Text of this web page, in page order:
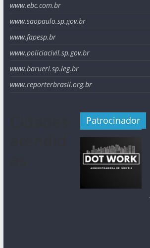
www.ebc.com.br
www.saopaulo.sp.gov.br
www.fapesp.br
www.policiacivil.sp.gov.br
www.barueri.sp.leg.br
www.reporterbrasil.org.br
Patrocinador